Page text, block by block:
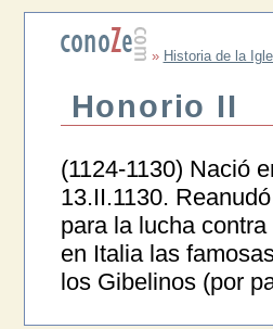
» Historia de la
Honorio II
(1124-1130) Nació
13.II.1130.
para la lucha
en Italia las
los Gibelinos (por